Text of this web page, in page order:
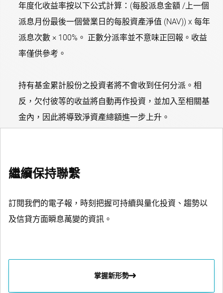
年度化收益率按以下公式計算：(每股派息金額 /上一個
派息月份最後一個營業日的每股資產淨值 (NAV)) x 每年
派息次數 × 100%。 正數分派率並不意味正回報。收益
率僅供參考。
持有基金累計股份之投資者將不會收到任何分派。相
反，欠付彼等的收益將自動再作投資，並加入至相關基
金內，因此將導致淨資產總額進一步上升。
繼續保持聯繫
訂閱我們的電子報，時刻把握可持續與量化投資、趨勢以
及信貸方面瞬息萬變的資訊。
掌握新形勢